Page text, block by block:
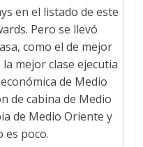
en el listado de este
Pero se llevó
como el de mejor
mejor clase ejecutia
de Medio
de cabina de Medio
de Medio Oriente y
es poco.